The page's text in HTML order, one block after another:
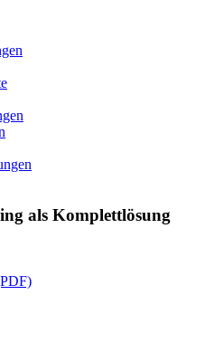
als Komplettlösung